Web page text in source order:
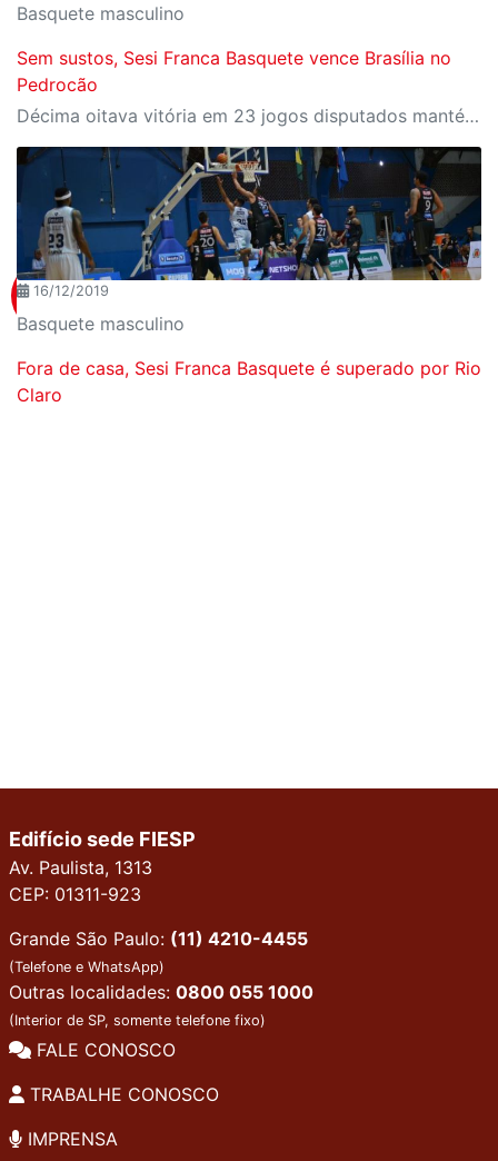
Basquete masculino
Sem sustos, Sesi Franca Basquete vence Brasília no
Pedrocão
Décima oitava vitória em 23 jogos disputados mantém equipe francana em segundo lugar na competição nacional
16/12/2019
Basquete masculino
Fora de casa, Sesi Franca Basquete é superado por Rio
Claro
Edifício sede FIESP
Av. Paulista, 1313
CEP: 01311-923
Grande São Paulo: (11) 4210-4455
(Telefone e WhatsApp)
Outras localidades: 0800 055 1000
(Interior de SP, somente telefone fixo)
FALE CONOSCO
TRABALHE CONOSCO
IMPRENSA